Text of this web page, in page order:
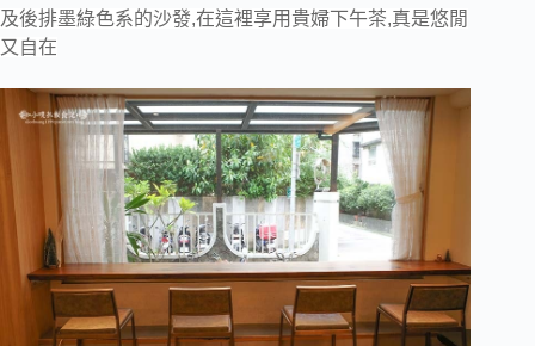
及後排墨綠色系的沙發,在這裡享用貴婦下午茶,真是悠閒
又自在